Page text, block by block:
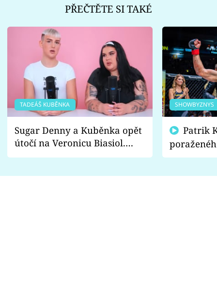
PŘEČTĚTE SI TAKÉ
TADEÁŠ KUBĚNKA
Sugar Denny a Kuběnka opět
útočí na Veronicu Biasiol.
Proč je podle nich falešná a
SHOWBYZNYS
fanoušci